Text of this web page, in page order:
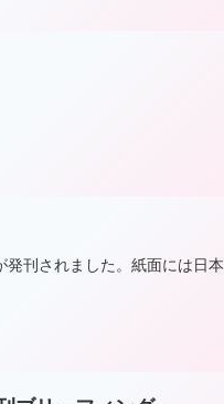
刊されました。紙面には日本